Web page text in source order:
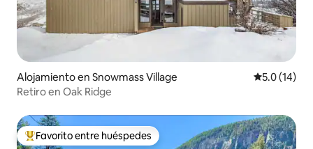
Alojamiento en Snowmass Village Calificación
5.0 (14)
Retiro en Oak Ridge
Favorito entre huéspedes preferido
Favorito entre huéspedes